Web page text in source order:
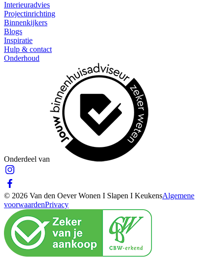
Interieuradvies
Projectinrichting
Binnenkijkers
Blogs
Inspiratie
Hulp & contact
Onderhoud
Onderdeel van
© 2026 Van den Oever Wonen I Slapen I KeukensAlgemene
voorwaardenPrivacy